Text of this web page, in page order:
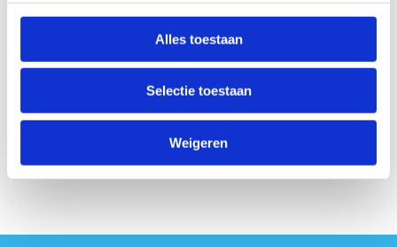
Alles toestaan
Selectie toestaan
Weigeren